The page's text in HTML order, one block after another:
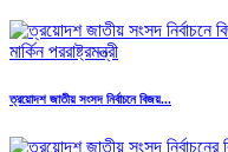
ত্রয়োদশ জাতীয় সংসদ নির্বাচনে বিজয়...